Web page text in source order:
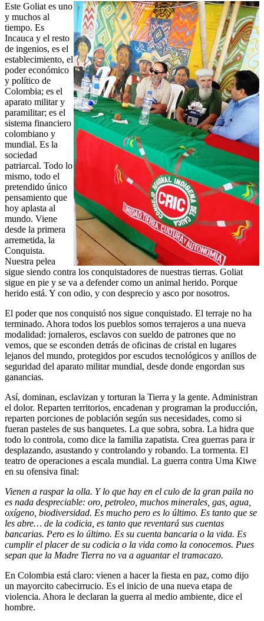
Este Goliat es uno
y muchos al
tiempo. Es
Incauca y el resto
de ingenios, es el
establecimiento, el
poder económico
y político de
Colombia; es el
aparato militar y
paramilitar; es el
sistema financiero
colombiano y
mundial. Es la
sociedad
patriarcal. Todo lo
mismo, todo el
pretendido único
pensamiento que
hoy aplasta al
mundo. Viene
desde la primera
arremetida, la
Conquista.
Nuestra pelea
sigue siendo contra los conquistadores de nuestras tierras. Goliat
sigue en pie y se va a defender como un animal herido. Porque
herido está. Y con odio, y con desprecio y asco por nosotros.
El poder que nos conquistó nos sigue conquistado. El terraje no ha
terminado. Ahora todos los pueblos somos terrajeros a una nueva
modalidad: jornaleros, esclavos con sueldo de patrones que no
vemos, que se esconden detrás de oficinas de cristal en lugares
lejanos del mundo, protegidos por escudos tecnológicos y anillos de
seguridad del aparato militar mundial, desde donde engordan sus
ganancias.
Así, dominan, esclavizan y torturan la Tierra y la gente. Administran
el dolor. Reparten territorios, encadenan y programan la producción,
reparten porciones de población según sus necesidades, como si
fueran pasteles de sus banquetes. La que sobra, sobra. La hidra que
todo lo controla, como dice la familia zapatista. Crea guerras para ir
desplazando, asustando y controlando y robando. La tormenta. El
teatro de operaciones a escala mundial. La guerra contra Uma Kiwe
en su ofensiva final:
Vienen a raspar la olla. Y lo que hay en el culo de la gran paila no
es nada despreciable: oro, petroleo, muchos minerales, gas, agua,
oxígeno, biodiversidad. Es mucho pero es lo último. Es tanto que se
les abre… de la codicia, es tanto que reventará sus cuentas
bancarias. Pero es lo último. Es su cuenta bancaria o la vida. Es
cumplir el placer de su codicia o la vida como la conocemos. Pues
sepan que la Madre Tierra no va a aguantar el tramacazo.
En Colombia está claro: vienen a hacer la fiesta en paz, como dijo
un mayorcito cabecirrucio. Es el inicio de una nueva etapa de
violencia. Ahora le declaran la guerra al medio ambiente, dice el
hombre.